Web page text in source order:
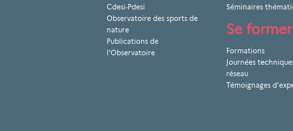
Cdesi-Pdesi
Observatoire des sports de
nature
Publications de
l'Observatoire
Séminaires
Se former
Formations
Journées
réseau
Témoignages